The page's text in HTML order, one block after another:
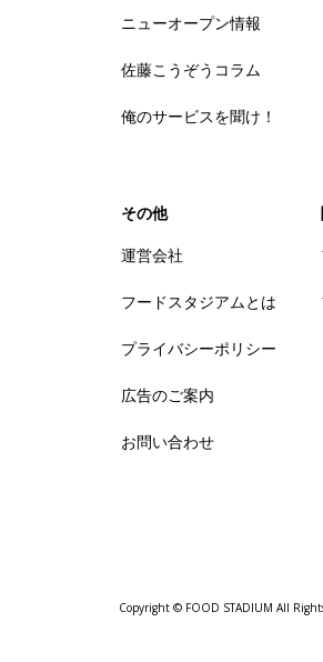
ニューオープン情報
佐藤こうぞうコラム
俺のサービスを聞け！
その他
運営会社
フードスタジアムとは
プライバシーポリシー
広告のご案内
お問い合わせ
Copyright © FOOD STADIUM All